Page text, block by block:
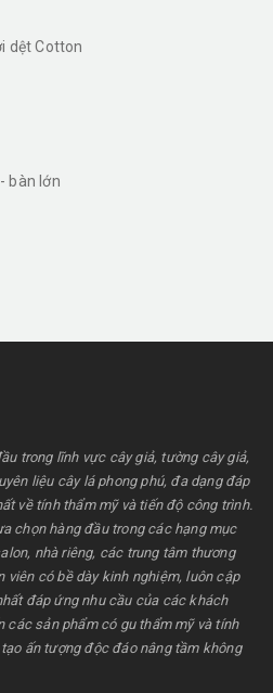
dệt Cotton
bàn lớn
trong lĩnh vực cây giả, tường cây giả,
liệu cây lá phong phú, đa dạng đáp
về tính thẩm mỹ và tiến độ công trình.
chọn hàng đầu trong các hạng mục
nhà riêng, các trung tâm thương
viên có bề dày kinh nghiệm, luôn cập
đáp ứng nhu cầu của các khách
các sản phẩm có gu thẩm mỹ và tính
ấn tượng độc đáo nâng tầm không